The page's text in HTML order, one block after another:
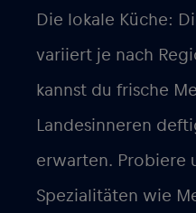
Die lokale Küche:
variiert je nach
kannst du frische
Landesinneren
erwarten. Probiere
Spezialitäten wie